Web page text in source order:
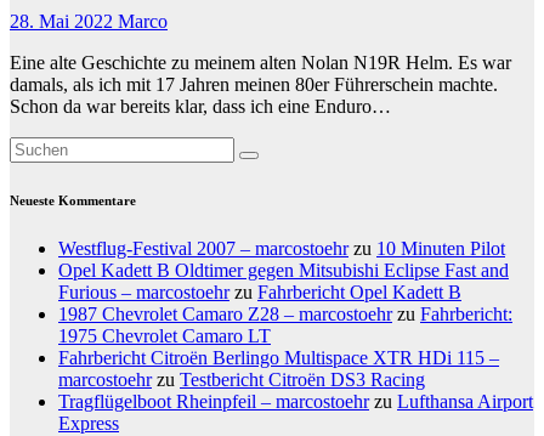
28. Mai 2022 Marco
Eine alte Geschichte zu meinem alten Nolan N19R Helm. Es war
damals, als ich mit 17 Jahren meinen 80er Führerschein machte.
Schon da war bereits klar, dass ich eine Enduro…
Neueste Kommentare
Westflug-Festival 2007 – marcostoehrzu 10 Minuten Pilot
Opel Kadett B Oldtimer gegen Mitsubishi Eclipse Fast and
Furious – marcostoehrzu Fahrbericht Opel Kadett B
1987 Chevrolet Camaro Z28 – marcostoehrzu Fahrbericht:
1975 Chevrolet Camaro LT
Fahrbericht Citroën Berlingo Multispace XTR HDi 115 –
marcostoehrzu Testbericht Citroën DS3 Racing
Tragflügelboot Rheinpfeil – marcostoehrzu Lufthansa Airport
Express